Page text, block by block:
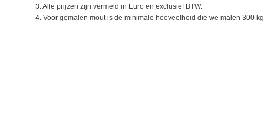
3. Alle prijzen zijn vermeld in Euro en exclusief BTW.
4. Voor gemalen mout is de minimale hoeveelheid die we malen 300